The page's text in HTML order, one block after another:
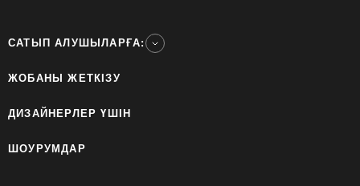
САТЫП АЛУШЫЛАРҒА:
ЖОБАНЫ ЖЕТКІЗУ
ДИЗАЙНЕРЛЕР ҮШІН
ШОУРУМДАР